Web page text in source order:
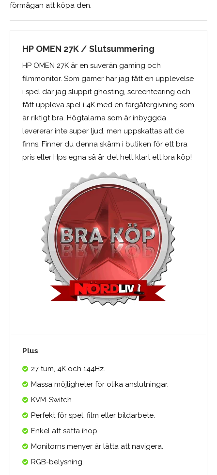
förmågan att köpa den.
HP OMEN 27K / Slutsummering
HP OMEN 27K är en suverän gaming och
filmmonitor. Som gamer har jag fått en upplevelse
i spel där jag sluppit ghosting, screentearing och
fått uppleva spel i 4K med en färgåtergivning som
är riktigt bra. Högtalarna som är inbyggda
levererar inte super ljud, men uppskattas att de
finns. Finner du denna skärm i butiken för ett bra
pris eller Hps egna så är det helt klart ett bra köp!
Plus
27 tum, 4K och 144Hz.
Massa möjligheter för olika anslutningar.
KVM-Switch.
Perfekt för spel, film eller bildarbete.
Enkel att sätta ihop.
Monitorns menyer är lätta att navigera.
RGB-belysning.